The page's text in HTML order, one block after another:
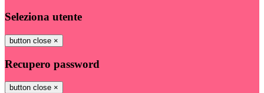
Seleziona utente
button close ×
Recupero password
button close ×